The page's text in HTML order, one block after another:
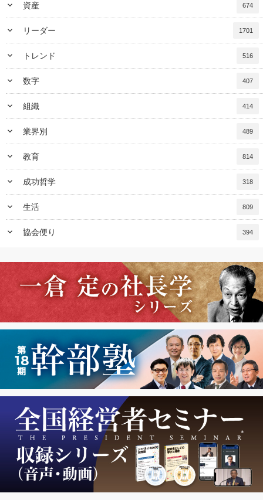
keyboard_arrow_down 資産 674
keyboard_arrow_down リーダー 1701
keyboard_arrow_down トレンド 516
keyboard_arrow_down 数字 407
keyboard_arrow_down 組織 414
keyboard_arrow_down 業界別 489
keyboard_arrow_down 教育 814
keyboard_arrow_down 成功哲学 318
keyboard_arrow_down 生活 809
keyboard_arrow_down 協会便り 394